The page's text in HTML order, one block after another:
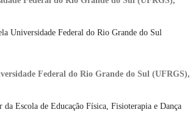
Universidade Federal do Rio Grande do Sul
Federal do Rio Grande do Sul (UFRGS),
da Escola de Educação Física, Fisioterapia e Dança